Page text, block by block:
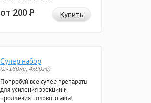
от 200Р Купить
Супер набор
(2х160мг, 4х80мг)
Попробуй все супер препараты
для усиления эрекции и
продления полового акта!